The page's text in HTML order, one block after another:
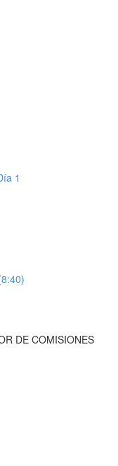
1
DE COMISIONES